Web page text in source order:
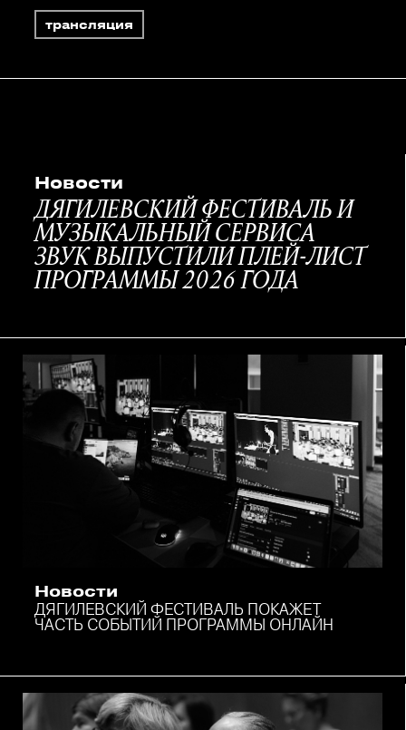
трансляция
Новости
ДЯГИЛЕВСКИЙ ФЕСТИВАЛЬ И
МУЗЫКАЛЬНЫЙ СЕРВИСА
ЗВУК ВЫПУСТИЛИ ПЛЕЙ-ЛИСТ
ПРОГРАММЫ 2026 ГОДА
Новости
ДЯГИЛЕВСКИЙ ФЕСТИВАЛЬ ПОКАЖЕТ
ЧАСТЬ СОБЫТИЙ ПРОГРАММЫ ОНЛАЙН